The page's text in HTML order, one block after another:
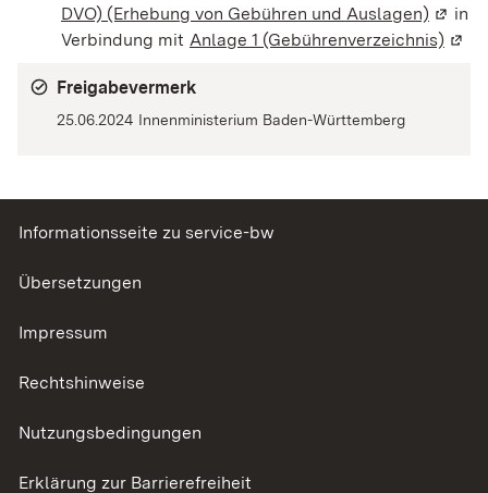
DVO) (Erhebung von Gebühren und Auslagen) (Wird
in
Verbindung mit Anlage 1 (Gebührenverzeichnis)
Freigabevermerk
25.06.2024 Innenministerium Baden-Württemberg
Informationsseite zu service-bw
Übersetzungen
Impressum
Rechtshinweise
Nutzungsbedingungen
Erklärung zur Barrierefreiheit